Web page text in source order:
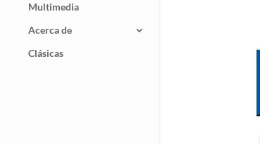
Multimedia
Acerca de
Clásicas